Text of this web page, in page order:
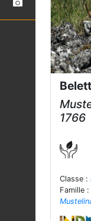
1766
Classe :
Famille :